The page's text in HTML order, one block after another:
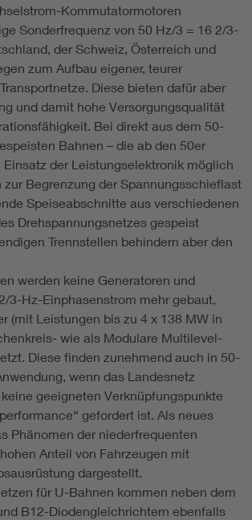
Kommutatormotoren
Sonderfrequenz von 50 Hz/3 = 16 2/3-
der Schweiz, Österreich und
zum Aufbau eigener, teurer
Diese bieten dafür aber
und damit hohe Versorgungsqualität
Bei direkt aus dem 50-
Bahnen – die ab den 50er
Einsatz der Leistungselektronik möglich
zur Begrenzung der Spannungsschieflast
Speiseabschnitte aus verschiedenen
Drehspannungsnetzes gespeist
Trennstellen behindern aber den
werden keine Generatoren und
3-Hz-Einphasenstrom mehr gebaut,
(mit Leistungen bis zu 4 x 138 MW in
wie als Modulare Multilevel-
Diese finden zunehmend auch in 50-
wenn das Landesnetz
geeigneten Verknüpfungspunkte
gefordert ist. Als neues
Phänomen der niederfrequenten
Anteil von Fahrzeugen mit
dargestellt.
für U-Bahnen kommen neben dem
B12-Diodengleichrichtern ebenfalls